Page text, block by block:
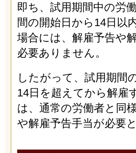
即ち、試用期間中の労
間の開始日から14日以
場合には、解雇予告や
必要ありません。
したがって、試用期間
14日を超えてから解雇
は、通常の労働者と同
や解雇予告手当が必要